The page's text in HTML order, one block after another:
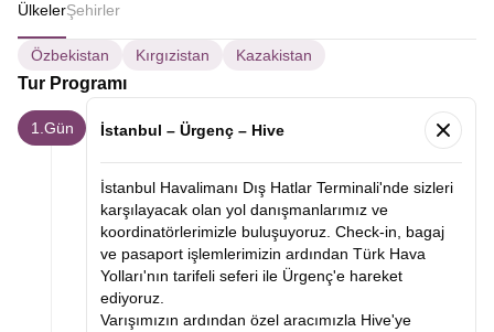
ÜlkelerŞehirler
Özbekistan Kırgızistan Kazakistan
Tur Programı
1.Gün İstanbul – Ürgenç – Hive
İstanbul Havalimanı Dış Hatlar Terminali'nde sizleri
karşılayacak olan yol danışmanlarımız ve
koordinatörlerimizle buluşuyoruz. Check-in, bagaj
ve pasaport işlemlerimizin ardından Türk Hava
Yolları'nın tarifeli seferi ile Ürgenç'e hareket
ediyoruz.
Varışımızın ardından özel aracımızla Hive'ye